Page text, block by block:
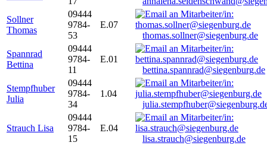
Sollner
Thomas
09444
9784-
53
E.07
thomas.sollner@siegenburg.de
Spannrad
Bettina
09444
9784-
11
E.01
bettina.spannrad@siegenburg.de
Stempfhuber
Julia
09444
9784-
34
1.04
Strauch Lisa
09444
9784-
15
E.04
lisa.strauch@siegenburg.de